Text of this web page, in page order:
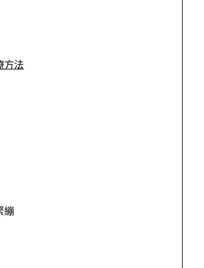
方法
繃